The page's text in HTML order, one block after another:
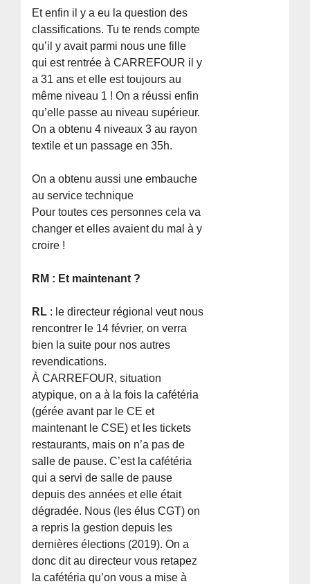
Et enfin il y a eu la question des
classifications. Tu te rends compte
qu’il y avait parmi nous une fille
qui est rentrée à CARREFOUR il y
a 31 ans et elle est toujours au
même niveau 1 ! On a réussi enfin
qu’elle passe au niveau supérieur.
On a obtenu 4 niveaux 3 au rayon
textile et un passage en 35h.
On a obtenu aussi une embauche
au service technique
Pour toutes ces personnes cela va
changer et elles avaient du mal à y
croire !
RM : Et maintenant ?
RL : le directeur régional veut nous
rencontrer le 14 février, on verra
bien la suite pour nos autres
revendications.
À CARREFOUR, situation
atypique, on a à la fois la cafétéria
(gérée avant par le CE et
maintenant le CSE) et les tickets
restaurants, mais on n’a pas de
salle de pause. C’est la cafétéria
qui a servi de salle de pause
depuis des années et elle était
dégradée. Nous (les élus CGT) on
a repris la gestion depuis les
dernières élections (2019). On a
donc dit au directeur vous retapez
la cafétéria qu’on vous a mise à